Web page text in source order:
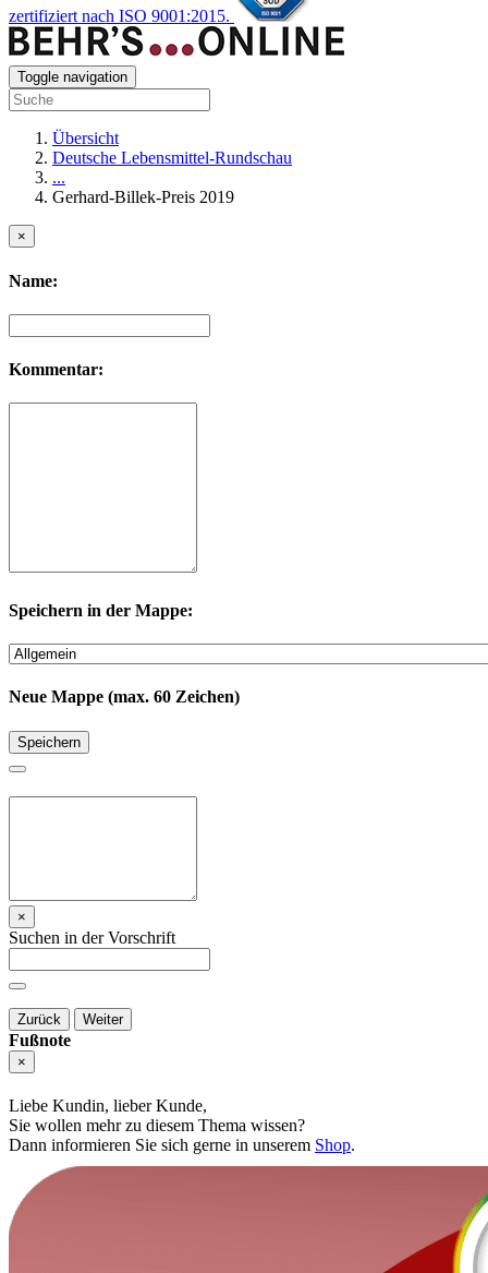
zertifiziert nach ISO 9001:2015.
Toggle navigation
Übersicht
Deutsche Lebensmittel-Rundschau
...
Gerhard-Billek-Preis 2019
×
Name:
Kommentar:
Speichern in der Mappe:
Neue Mappe (max. 60 Zeichen)
Speichern
×
Suchen in der Vorschrift
Zurück Weiter
Fußnote
×
Liebe Kundin, lieber Kunde,
Sie wollen mehr zu diesem Thema wissen?
Dann informieren Sie sich gerne in unserem Shop.